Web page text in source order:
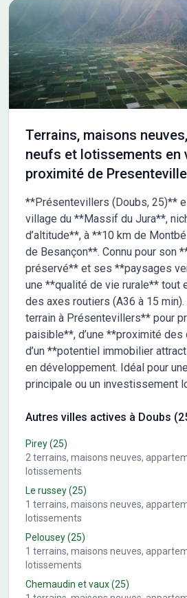
Terrains, maisons
neufs et lotissements en
proximité de
**Présentevillers (Doubs, 25)**
village du **Massif du Jura**,
d’altitude**, à **10 km de
de Besançon**. Connu pour son
préservé** et ses **paysages
une **qualité de vie rurale** tout
des axes routiers (A36 à 15
terrain à Présentevillers** pour
paisible**, d’une **proximité
d’un **potentiel immobilier
en développement. Idéal pour
principale ou un investissement
Autres villes actives à Doubs
Pirey(25)
2terrains, maisons neuves,
lotissements
Le russey(25)
1 terrains, maisons neuves,
lotissements
Pelousey(25)
1 terrains, maisons neuves,
lotissements
Chemaudin et vaux(25)